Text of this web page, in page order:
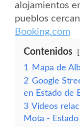
alojamientos
pueblos
Booking.com
Contenidos
1
Mapa de
2 Google
en Estado de
3 Vídeos
Mota -